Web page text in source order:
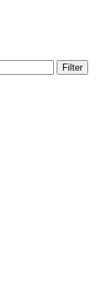
Filter